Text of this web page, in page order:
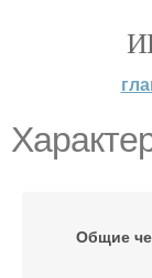
Общие